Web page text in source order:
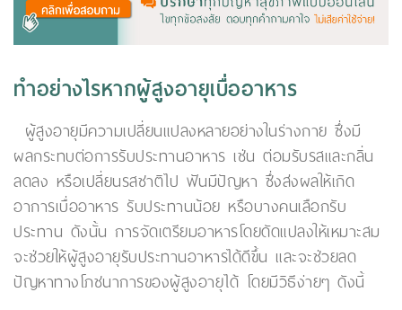
ทำอย่างไรหากผู้สูงอายุเบื่ออาหาร
ผู้สูงอายุมีความเปลี่ยนแปลงหลายอย่างในร่างกาย ซึ่งมี
ผลกระทบต่อการรับประทานอาหาร เช่น ต่อมรับรสและกลิ่น
ลดลง หรือเปลี่ยนรสชาติไป ฟันมีปัญหา ซึ่งส่งผลให้เกิด
อาการเบื่ออาหาร รับประทานน้อย หรือบางคนเลือกรับ
ประทาน ดังนั้น การจัดเตรียมอาหารโดยดัดแปลงให้เหมาะสม
จะช่วยให้ผู้สูงอายุรับประทานอาหารได้ดีขึ้น และจะช่วยลด
ปัญหาทางโภชนาการของผู้สูงอายุได้ โดยมีวิธีง่ายๆ ดังนี้